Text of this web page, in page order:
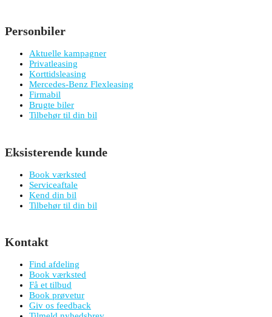
Personbiler
Aktuelle kampagner
Privatleasing
Korttidsleasing
Mercedes-Benz Flexleasing
Firmabil
Brugte biler
Tilbehør til din bil
Eksisterende kunde
Book værksted
Serviceaftale
Kend din bil
Tilbehør til din bil
Kontakt
Find afdeling
Book værksted
Få et tilbud
Book prøvetur
Giv os feedback